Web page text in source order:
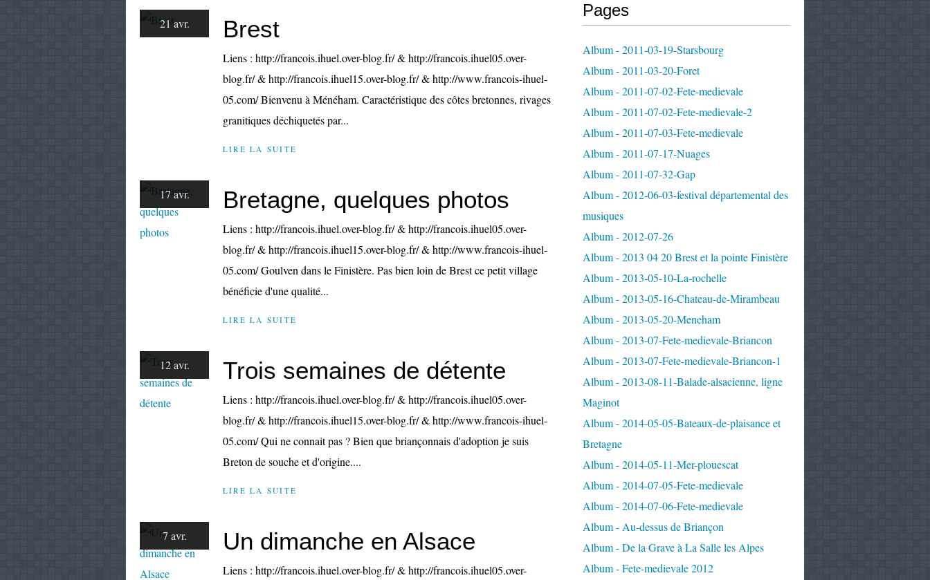
21 avr. Brest
Liens : http://francois.ihuel.over-blog.fr/ & http://francois.ihuel05.over-
blog.fr/ & http://francois.ihuel15.over-blog.fr/ & http://www.francois-ihuel-
05.com/ Bienvenu à Ménéham. Caractéristique des côtes bretonnes, rivages
granitiques déchiquetés par...
LIRE LA SUITE
17 avr. Bretagne, quelques photos
Liens : http://francois.ihuel.over-blog.fr/ & http://francois.ihuel05.over-
blog.fr/ & http://francois.ihuel15.over-blog.fr/ & http://www.francois-ihuel-
05.com/ Goulven dans le Finistère. Pas bien loin de Brest ce petit village
bénéficie d'une qualité...
LIRE LA SUITE
12 avr. Trois semaines de détente
Liens : http://francois.ihuel.over-blog.fr/ & http://francois.ihuel05.over-
blog.fr/ & http://francois.ihuel15.over-blog.fr/ & http://www.francois-ihuel-
05.com/ Qui ne connait pas ? Bien que briançonnais d'adoption je suis
Breton de souche et d'origine....
LIRE LA SUITE
7 avr. Un dimanche en Alsace
Liens : http://francois.ihuel.over-blog.fr/ & http://francois.ihuel05.over-
Pages
Album - 2011-03-19-Starsbourg
Album - 2011-03-20-Foret
Album - 2011-07-02-Fete-medievale
Album - 2011-07-02-Fete-medievale-2
Album - 2011-07-03-Fete-medievale
Album - 2011-07-17-Nuages
Album - 2011-07-32-Gap
Album - 2012-06-03-festival départemental des
musiques
Album - 2012-07-26
Album - 2013 04 20 Brest et la pointe Finistère
Album - 2013-05-10-La-rochelle
Album - 2013-05-16-Chateau-de-Mirambeau
Album - 2013-05-20-Meneham
Album - 2013-07-Fete-medievale-Briancon
Album - 2013-07-Fete-medievale-Briancon-1
Album - 2013-08-11-Balade-alsacienne, ligne
Maginot
Album - 2014-05-05-Bateaux-de-plaisance et
Bretagne
Album - 2014-05-11-Mer-plouescat
Album - 2014-07-05-Fete-medievale
Album - 2014-07-06-Fete-medievale
Album - Au-dessus de Briançon
Album - De la Grave à La Salle les Alpes
Album - Fete-medievale 2012